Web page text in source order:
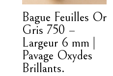
Bague Feuilles Or
Gris 750 –
Largeur 6 mm |
Pavage Oxydes
Brillants.